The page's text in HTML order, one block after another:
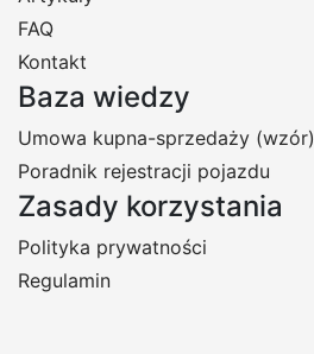
FAQ
Kontakt
Baza wiedzy
Umowa kupna-sprzedaży (wzór)
Poradnik rejestracji pojazdu
Zasady korzystania
Polityka prywatności
Regulamin